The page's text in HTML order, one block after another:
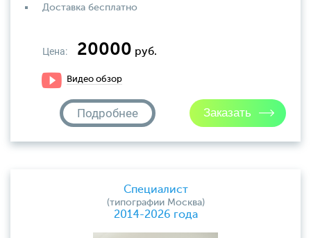
Доставка бесплатно
Цена: 20000 руб.
Видео обзор
Подробнее
Специалист
(типографии Москва)
2014-2026 года